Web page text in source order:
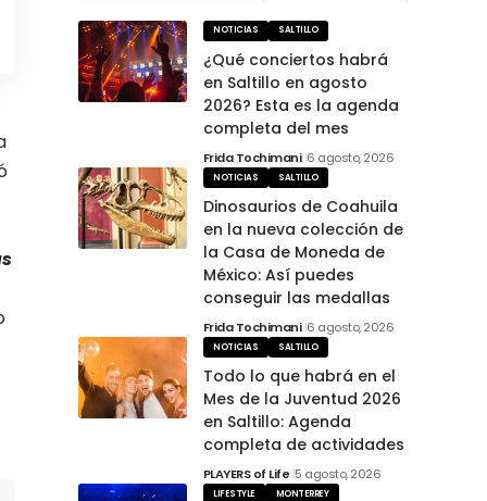
NOTICIAS SALTILLO
¿Qué conciertos habrá
en Saltillo en agosto
2026? Esta es la agenda
completa del mes
Frida Tochimani 6 agosto, 2026
NOTICIAS SALTILLO
Dinosaurios de Coahuila
en la nueva colección de
la Casa de Moneda de
México: Así puedes
conseguir las medallas
Frida Tochimani 6 agosto, 2026
NOTICIAS SALTILLO
Todo lo que habrá en el
Mes de la Juventud 2026
en Saltillo: Agenda
completa de actividades
PLAYERS of Life 5 agosto, 2026
LIFESTYLE MONTERREY